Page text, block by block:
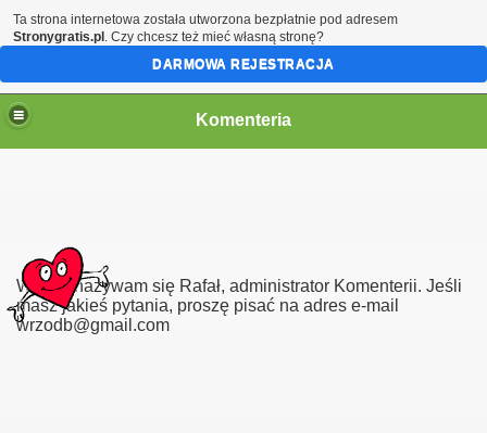
Komenteria
Witam, nazywam się Rafał, administrator Komenterii. Jeśli
masz jakieś pytania, proszę pisać na adres e-mail
wrzodb@gmail.com
Ta strona internetowa została utworzona bezpłatnie pod adresem
Stronygratis.pl . Czy chcesz też mieć własną stronę?
DARMOWA REJESTRACJA